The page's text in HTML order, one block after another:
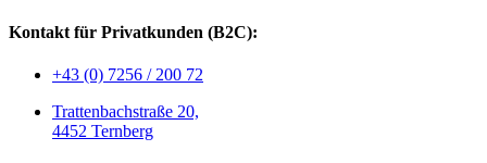
Kontakt für Privatkunden (B2C):
+43 (0) 7256 / 200 72
Trattenbachstraße 20,
4452 Ternberg